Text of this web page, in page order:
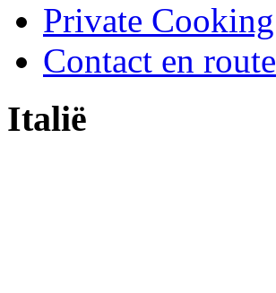
Private Cooking
Contact en route
Italië